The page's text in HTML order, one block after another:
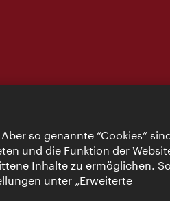
so genannte “Cookies”
und die Funktion der
Inhalte zu ermöglichen.
unter „Erweiterte